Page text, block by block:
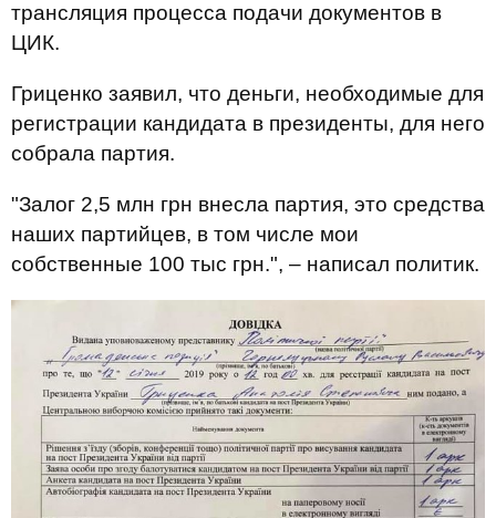
трансляция процесса подачи документов в
ЦИК.
Гриценко заявил, что деньги, необходимые для
регистрации кандидата в президенты, для него
собрала партия.
"Залог 2,5 млн грн внесла партия, это средства
наших партийцев, в том числе мои
собственные 100 тыс грн.", – написал политик.